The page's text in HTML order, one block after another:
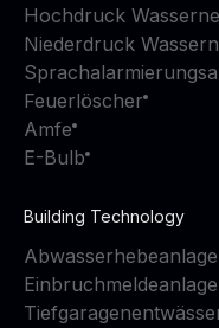
Hochdruck
Niederdruck
Feuerlöscher
Amfe
E-Bulb
Building Technology